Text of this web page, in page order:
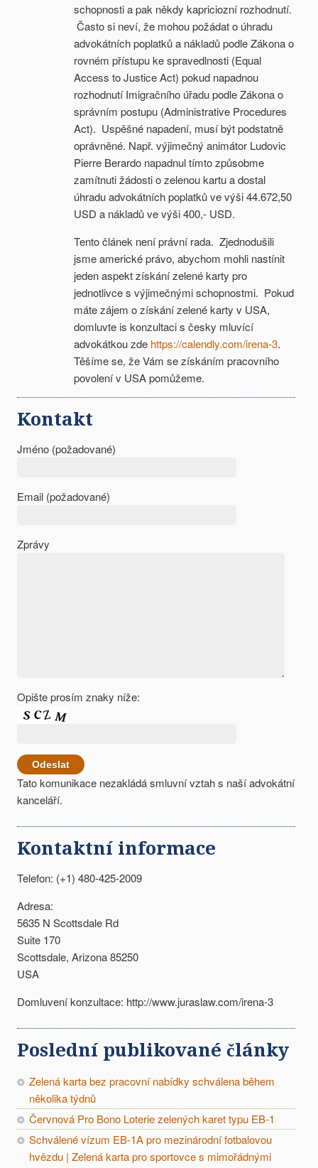
schopnosti a pak někdy kapriciozní rozhodnutí.
Často si neví, že mohou požádat o úhradu
advokátních poplatků a nákladů podle Zákona o
rovném přístupu ke spravedlnosti (Equal
Access to Justice Act) pokud napadnou
rozhodnutí Imigračního úřadu podle Zákona o
správním postupu (Administrative Procedures
Act). Uspěšné napadení, musí být podstatně
oprávněné. Např. výjimečný animátor Ludovic
Pierre Berardo napadnul tímto způsobme
zamítnuti žádosti o zelenou kartu a dostal
úhradu advokátních poplatků ve výši 44.672,50
USD a nákladů ve výši 400,- USD.
Tento článek není právní rada. Zjednodušili
jsme americké právo, abychom mohli nastínit
jeden aspekt získání zelené karty pro
jednotlivce s výjimečnými schopnostmi. Pokud
máte zájem o získání zelené karty v USA,
domluvte is konzultaci s česky mluvící
advokátkou zde https://calendly.com/irena-3.
Těšíme se, že Vám se získáním pracovního
povolení v USA pomůžeme.
Kontakt
Jméno (požadované)
Email (požadované)
Zprávy
Opište prosím znaky níže:
Tato komunikace nezakládá smluvní vztah s naší advokátní
kanceláří.
Kontaktní informace
Telefon: (+1) 480-425-2009
Adresa:
5635 N Scottsdale Rd
Suite 170
Scottsdale, Arizona 85250
USA
Domluvení konzultace: http://www.juraslaw.com/irena-3
Poslední publikované články
Zelená karta bez pracovní nabídky schválena během
několika týdnů
Červnová Pro Bono Loterie zelených karet typu EB-1
Schválené vízum EB-1A pro mezinárodní fotbalovou
hvězdu | Zelená karta pro sportovce s mimořádnými